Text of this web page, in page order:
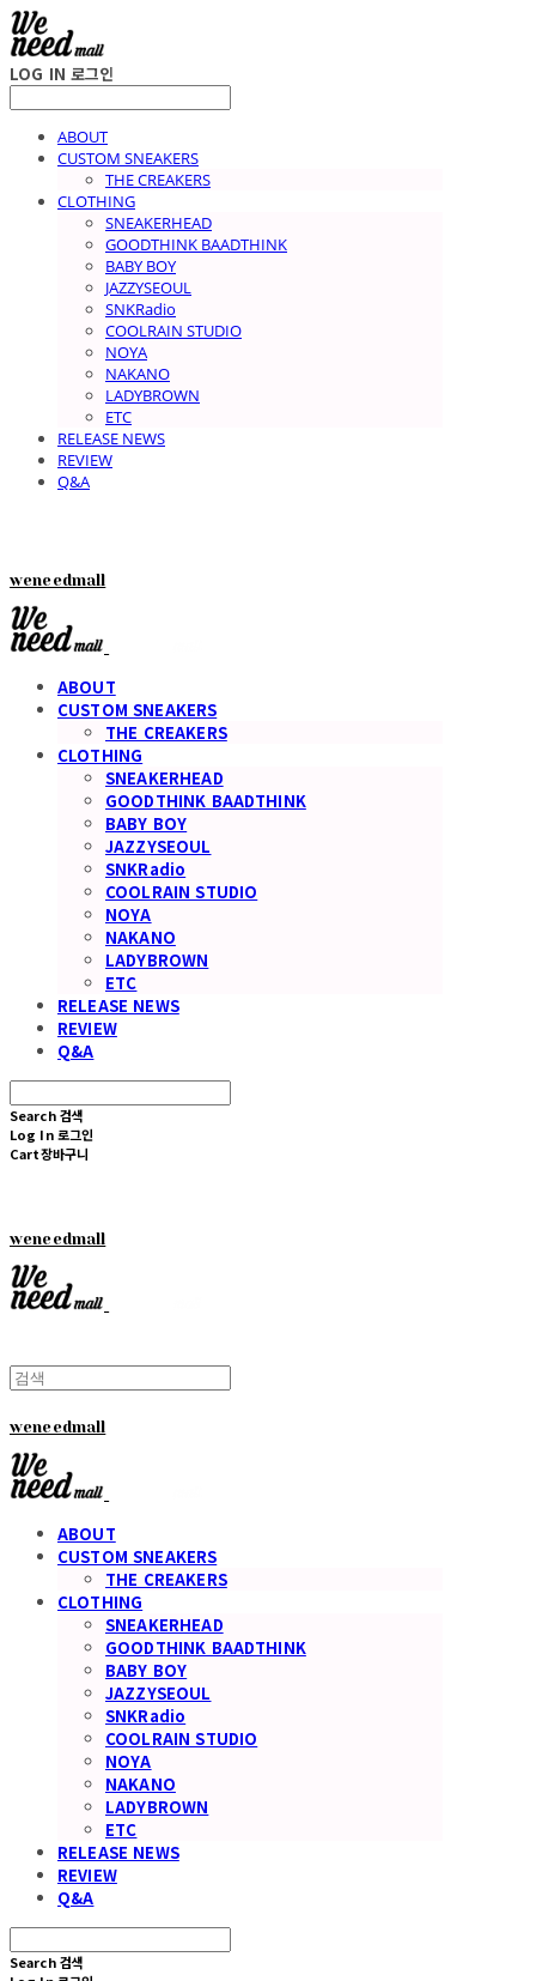
LOG IN 로그인
ABOUT
CUSTOM SNEAKERS
THE CREAKERS
CLOTHING
SNEAKERHEAD
GOODTHINK BAADTHINK
BABY BOY
JAZZYSEOUL
SNKRadio
COOLRAIN STUDIO
NOYA
NAKANO
LADYBROWN
ETC
RELEASE NEWS
REVIEW
Q&A
weneedmall
ABOUT
CUSTOM SNEAKERS
THE CREAKERS
CLOTHING
SNEAKERHEAD
GOODTHINK BAADTHINK
BABY BOY
JAZZYSEOUL
SNKRadio
COOLRAIN STUDIO
NOYA
NAKANO
LADYBROWN
ETC
RELEASE NEWS
REVIEW
Q&A
Search 검색
Log In 로그인
Cart장바구니
weneedmall
weneedmall
ABOUT
CUSTOM SNEAKERS
THE CREAKERS
CLOTHING
SNEAKERHEAD
GOODTHINK BAADTHINK
BABY BOY
JAZZYSEOUL
SNKRadio
COOLRAIN STUDIO
NOYA
NAKANO
LADYBROWN
ETC
RELEASE NEWS
REVIEW
Q&A
Search 검색